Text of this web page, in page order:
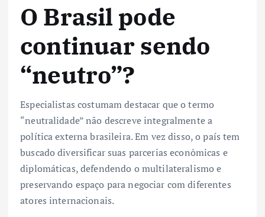
O Brasil pode
continuar sendo
“neutro”?
Especialistas costumam destacar que o termo
“neutralidade” não descreve integralmente a
política externa brasileira. Em vez disso, o país tem
buscado diversificar suas parcerias econômicas e
diplomáticas, defendendo o multilateralismo e
preservando espaço para negociar com diferentes
atores internacionais.